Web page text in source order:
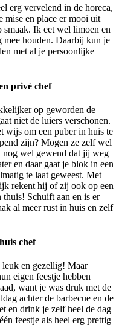
erg vervelend in de horeca,
mise en place er mooi uit
Ik eet wel limoen en
mee houden. Daarbij kun je
met al je persoonlijke
privé chef
op geworden de
niet de luiers verschonen.
wijs om een puber in huis te
zijn? Mogen ze zelf wel
nog wel gewend dat jij weg
en daar gaat je blok in een
te laat geweest. Met
rekent hij of zij ook op een
Schuift aan en is er
al meer rust in huis en zelf
chef
leuk en gezellig! Maar
eigen feestje hebben
want je was druk met de
achter de barbecue en de
en drink je zelf heel de dag
feestje als heel erg prettig